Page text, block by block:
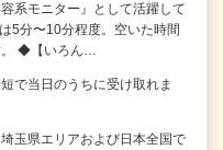
系モニター』として活躍して
5分〜10分程度。空いた時間
。 ◆【いろん…
当日のうちに受け取れま
玉県エリアおよび日本全国で